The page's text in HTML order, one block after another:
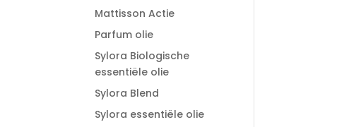
Mattisson Actie
Parfum olie
Sylora Biologische
essentiële olie
Sylora Blend
Sylora essentiële olie